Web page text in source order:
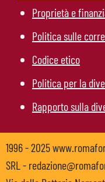
Proprietà e
Politica sulle
Codice etico
Politica per la
Rapporto sulla
1996 - 2025
SRL -